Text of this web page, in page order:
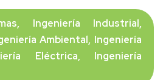
Ingeniería Industrial,
Ambiental, Ingeniería
Eléctrica, Ingeniería